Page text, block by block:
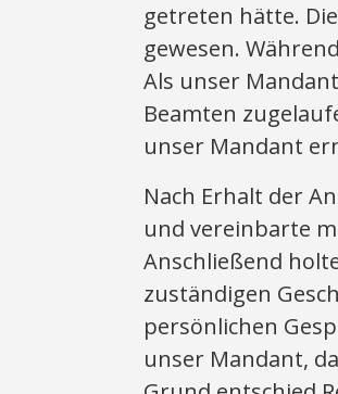
getreten hätte.
gewesen.
Als unser
Beamten
unser Mandant
Nach Erhalt der
und vereinbarte
Anschließend
zuständigen
persönlichen
unser Mandant,